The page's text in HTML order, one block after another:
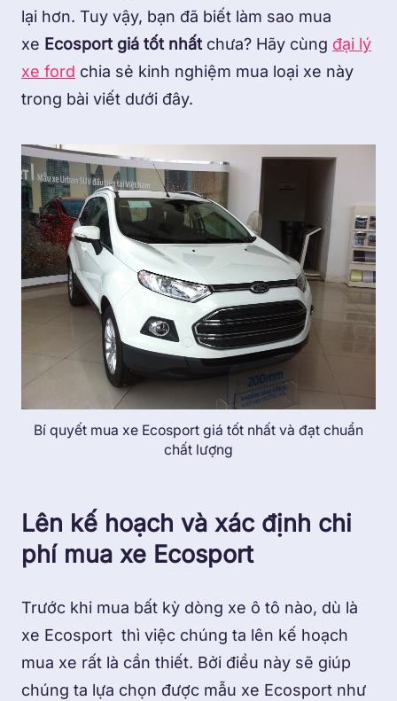
lại hơn. Tuy vậy, bạn đã biết làm sao mua
xe Ecosport giá tốt nhất chưa? Hãy cùng đại lý
xe ford chia sẻ kinh nghiệm mua loại xe này
trong bài viết dưới đây.
Bí quyết mua xe Ecosport giá tốt nhất và đạt chuẩn
chất lượng
Lên kế hoạch và xác định chi
phí mua xe Ecosport
Trước khi mua bất kỳ dòng xe ô tô nào, dù là
xe Ecosport thì việc chúng ta lên kế hoạch
mua xe rất là cần thiết. Bởi điều này sẽ giúp
chúng ta lựa chọn được mẫu xe Ecosport như